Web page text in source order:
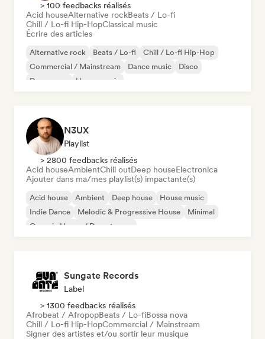
> 100 feedbacks réalisés
Acid houseAlternative rockBeats / Lo-fi
Chill / Lo-fi Hip-HopClassical music
Écrire des articles
Alternative rock Beats / Lo-fi
Chill / Lo-fi Hip-Hop
Commercial / Mainstream
Dance music
Disco
Dream pop
House music
N3UX
Playlist
> 2800 feedbacks réalisés
Acid houseAmbientChill outDeep houseElectronica
Ajouter dans ma/mes playlist(s) impactante(s)
Acid house Ambient Deep house
House music
Indie Dance
Melodic & Progressive House
Minimal
Organic House / Downtempo
Sungate Records
Label
> 1300 feedbacks réalisés
Afrobeat / AfropopBeats / Lo-fiBossa nova
Chill / Lo-fi Hip-HopCommercial / Mainstream
Signer des artistes et/ou sortir leur musique